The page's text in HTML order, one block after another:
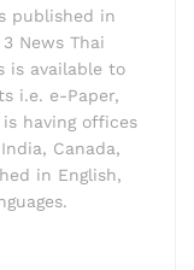
published in
News Thai
is available to
i.e. e-Paper,
having offices
Canada,
in English,